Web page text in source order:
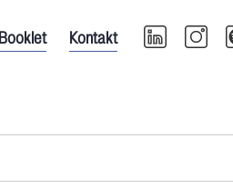
Booklet Kontakt